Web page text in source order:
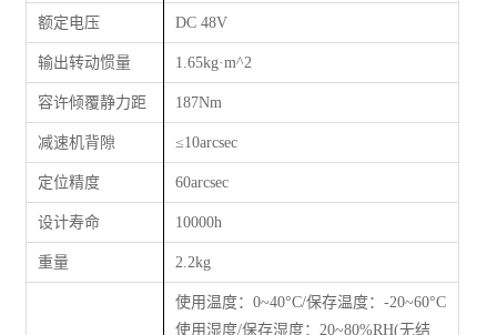
额定电压 DC 48V
输出转动惯量 1.65kg·m^2
容许倾覆静力距 187Nm
减速机背隙 ≤10arcsec
定位精度 60arcsec
设计寿命 10000h
重量 2.2kg
使用温度：0~40°C/保存温度：‐20~60°C
使用湿度/保存湿度：20~80%RH(无结